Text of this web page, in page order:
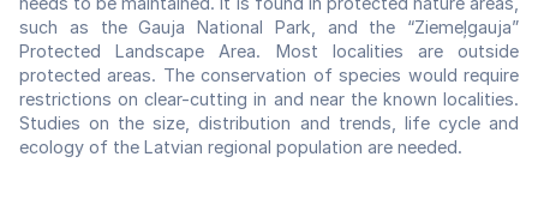
such as the Gauja National Park, and the “Ziemeļgauja”
Protected Landscape Area. Most localities are outside
protected areas. The conservation of species would require
restrictions on clear-cutting in and near the known localities.
Studies on the size, distribution and trends, life cycle and
ecology of the Latvian regional population are needed.